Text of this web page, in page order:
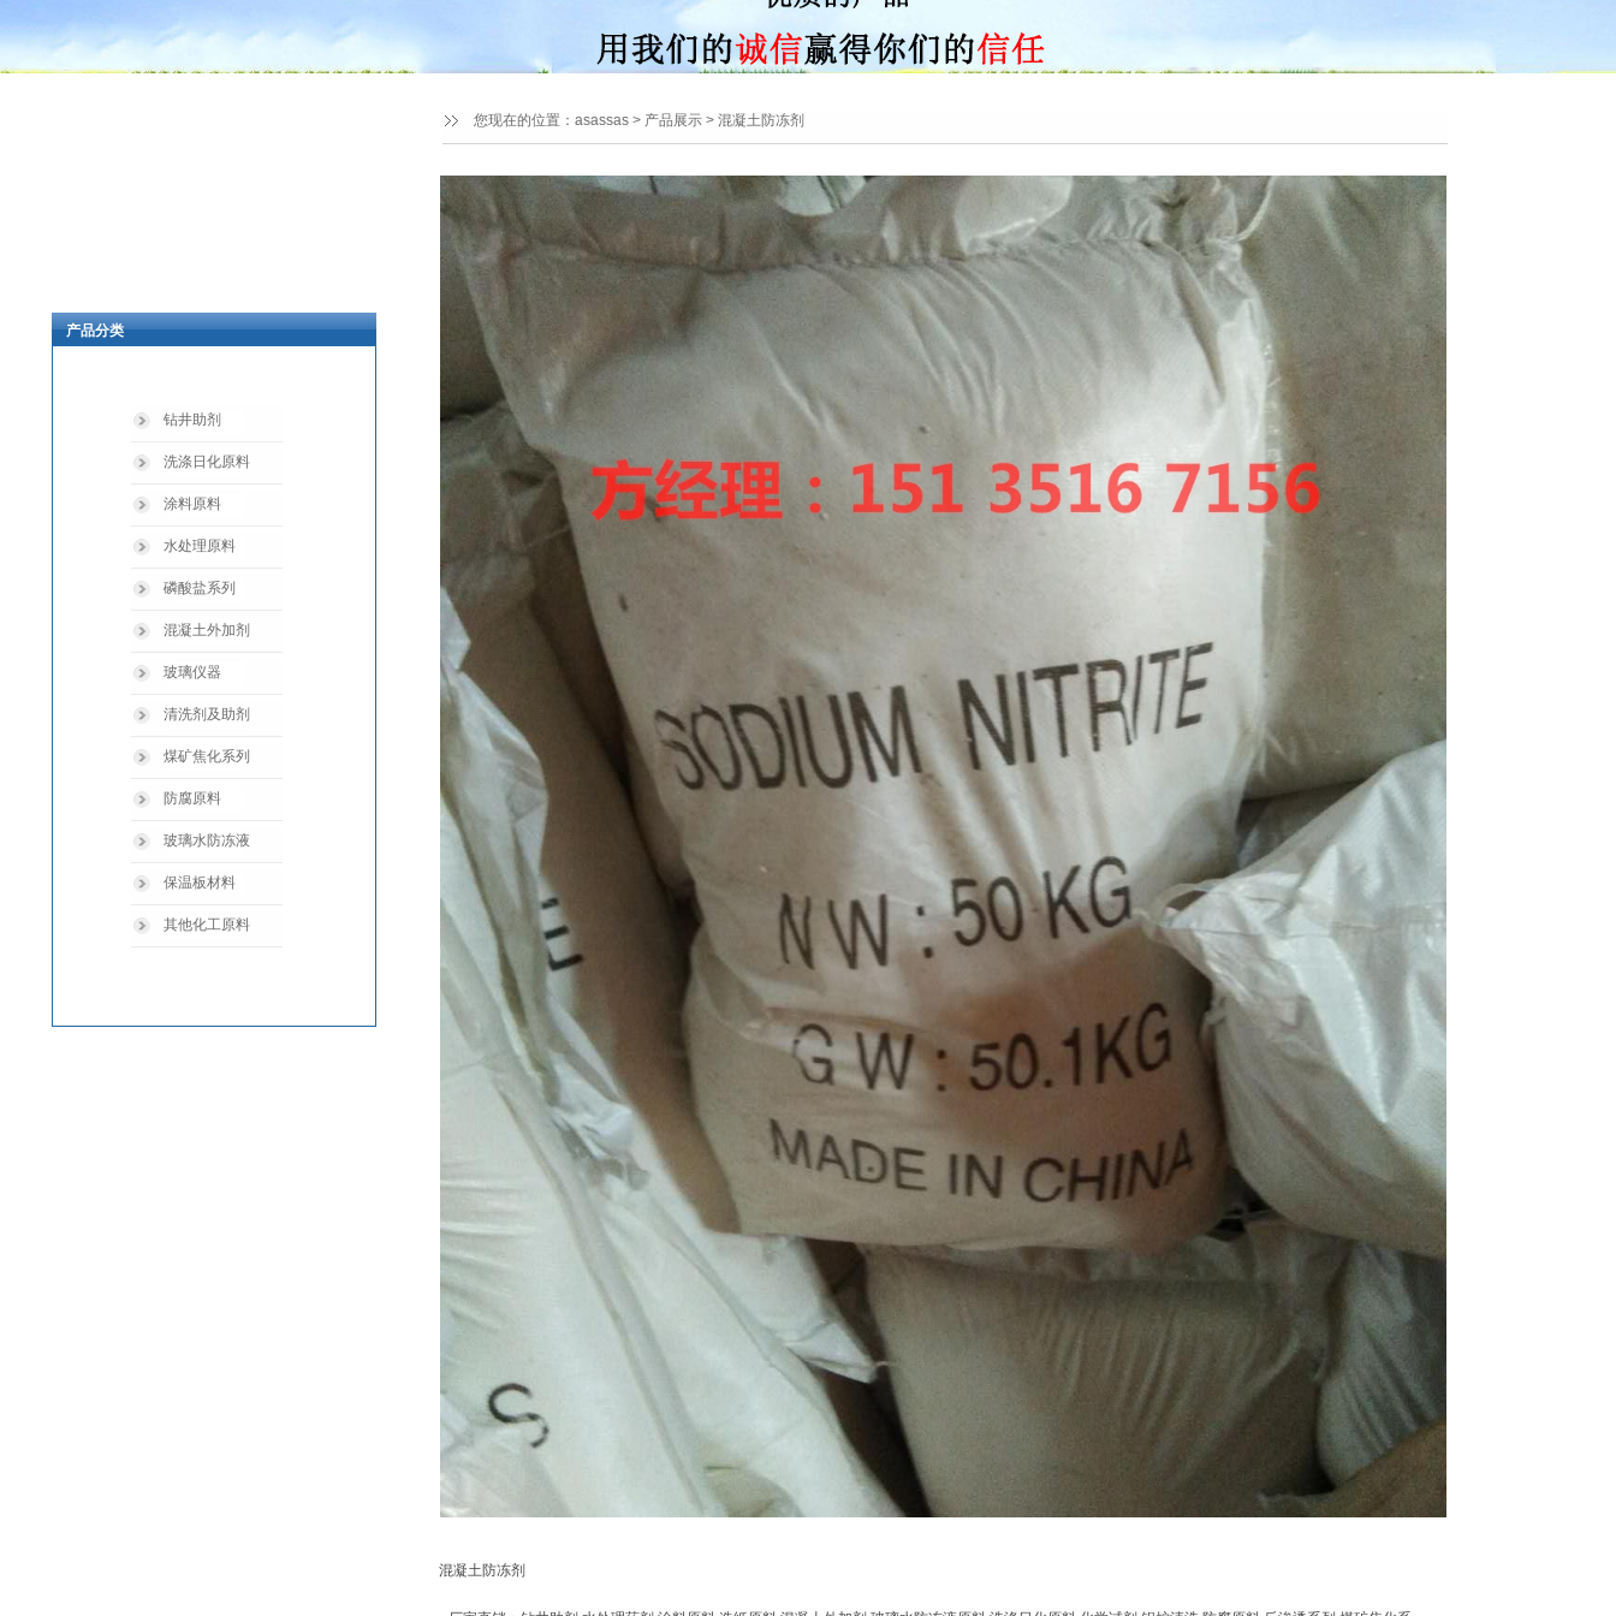
您现在的位置： asassas > 产品展示 > 混凝土防冻剂
产品分类
钻井助剂
洗涤日化原料
涂料原料
水处理原料
磷酸盐系列
混凝土外加剂
玻璃仪器
清洗剂及助剂
煤矿焦化系列
防腐原料
玻璃水防冻液
保温板材料
其他化工原料
混凝土防冻剂